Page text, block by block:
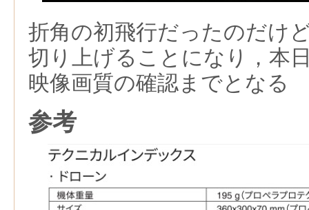
折角の初飛行だったのだけ
切り上げることになり，本
映像画質の確認までとなる
参考